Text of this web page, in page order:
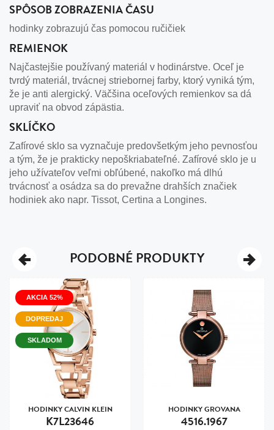
SPÔSOB ZOBRAZENIA ČASU
hodinky zobrazujú čas pomocou ručičiek
REMIENOK
Najčastejšie používaný materiál v hodinárstve. Oceľ je
tvrdý materiál, trvácnej striebornej farby, ktorý vyniká tým,
že je anti alergický. Väčšina oceľových remienkov sa dá
upraviť na obvod zápästia.
SKLÍČKO
Zafírové sklo sa vyznačuje predovšetkým jeho pevnosťou
a tým, že je prakticky nepoškriabateľné. Zafírové sklo je u
jeho užívateľov veľmi obľúbené, nakoľko má dlhú
trvácnosť a osádza sa do prevažne drahších značiek
hodiniek ako napr. Tissot, Certina a Longines.
PODOBNÉ PRODUKTY
AKCIA 52%
DOPREDAJ
SKLADOM
HODINKY CALVIN KLEIN
K7L23646
HODINKY GROVANA
4516.1967